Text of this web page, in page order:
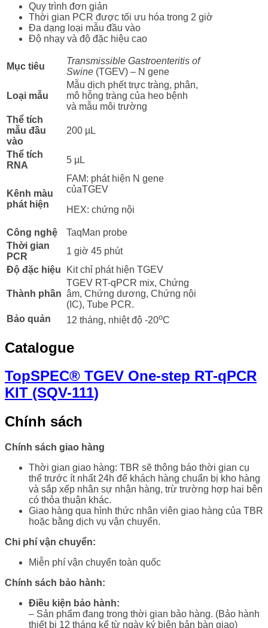
Quy trình đơn giản
Thời gian PCR được tối ưu hóa trong 2 giờ
Đa dạng loại mẫu đầu vào
Độ nhạy và độ đặc hiệu cao
Mục tiêu
Transmissible Gastroenteritis of
Swine (TGEV) – N gene
Loại mẫu
Mẫu dịch phết trực tràng, phân,
mô hỗng tràng của heo bệnh
và mẫu môi trường
Thể tích
mẫu đầu
vào
200 µL
Thể tích
RNA
5 µL
Kênh màu
phát hiện
FAM: phát hiện N gene
củaTGEV
HEX: chứng nội
Công nghệ
TaqMan probe
Thời gian
PCR
1 giờ 45 phút
Độ đặc hiệu
Kit chỉ phát hiện TGEV
Thành phần
TGEV RT-qPCR mix, Chứng
âm, Chứng dương, Chứng nội
(IC), Tube PCR.
Bảo quản
12 tháng, nhiệt độ -20oC
Catalogue
TopSPEC® TGEV One-step RT-qPCR
KIT (SQV-111)
Chính sách
Chính sách giao hàng
Thời gian giao hàng: TBR sẽ thông báo thời gian cụ
thể trước ít nhất 24h để khách hàng chuẩn bị kho hàng
và sắp xếp nhân sự nhận hàng, trừ trường hợp hai bên
có thỏa thuận khác.
Giao hàng qua hình thức nhân viên giao hàng của TBR
hoặc bằng dịch vụ vận chuyển.
Chi phí vận chuyển:
Miễn phí vận chuyển toàn quốc
Chính sách bảo hành:
Điều kiện bảo hành:
– Sản phẩm đang trong thời gian bảo hàng. (Bảo hành
thiết bị 12 tháng kể từ ngày ký biên bản bàn giao)